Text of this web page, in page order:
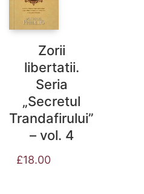
Zorii
libertatii.
Seria
„Secretul
Trandafirului”
– vol. 4
£18.00